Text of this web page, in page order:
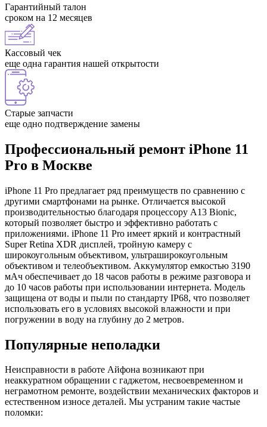
Гарантийный талон
сроком на 12 месяцев
Кассовый чек
еще одна гарантия нашей открытости
Старые запчасти
еще одно подтверждение замены
Профессиональный ремонт iPhone 11
Pro в Москве
iPhone 11 Pro предлагает ряд преимуществ по сравнению с
другими смартфонами на рынке. Отличается высокой
производительностью благодаря процессору A13 Bionic,
который позволяет быстро и эффективно работать с
приложениями. iPhone 11 Pro имеет яркий и контрастный
Super Retina XDR дисплей, тройную камеру с
широкоугольным объективом, ультраширокоугольным
объективом и телеобъективом. Аккумулятор емкостью 3190
мАч обеспечивает до 18 часов работы в режиме разговора и
до 10 часов работы при использовании интернета. Модель
защищена от воды и пыли по стандарту IP68, что позволяет
использовать его в условиях высокой влажности и при
погружении в воду на глубину до 2 метров.
Популярные неполадки
Неисправности в работе Айфона возникают при
неаккуратном обращении с гаджетом, несвоевременном и
неграмотном ремонте, воздействии механических факторов и
естественном износе деталей. Мы устраним такие частые
поломки: